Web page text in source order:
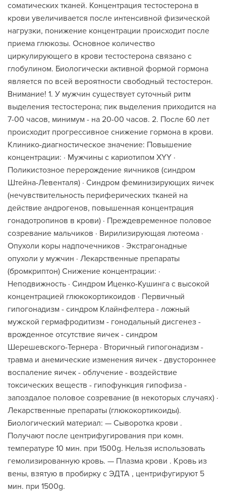
соматических тканей. Концентрация тестостерона в
крови увеличивается после интенсивной физической
нагрузки, понижение концентрации происходит после
приема глюкозы. Основное количество
циркулирующего в крови тестостерона связано с
глобулином. Биологически активной формой гормона
является по всей вероятности свободный тестостерон.
Внимание! 1. У мужчин существует суточный ритм
выделения тестостерона; пик выделения приходится на
7-00 часов, минимум - на 20-00 часов. 2. После 60 лет
происходит прогрессивное снижение гормона в крови.
Клинико-диагностическое значение: Повышение
концентрации: · Мужчины с кариотипом ХYY ·
Поликистозное перерождение яичников (синдром
Штейна-Левенталя) · Синдром феминизирующих яичек
(нечувствительность периферических тканей на
действие андрогенов, повышенная концентрация
гонадотропинов в крови) · Преждевременное половое
созревание мальчиков · Вирилизирующая лютеома ·
Опухоли коры надпочечников · Экстрагонадные
опухоли у мужчин · Лекарственные препараты
(бромкриптон) Снижение концентрации: ·
Неподвижность · Синдром Иценко-Кушинга с высокой
концентрацией глюкокортикоидов · Первичный
гипогонадизм - синдром Клайнфелтера - ложный
мужской гермафродитизм - гонодальный дисгенез -
врожденное отсутствие яичек - синдром
Шерешевского-Тернера · Вторичный гипогонадизм -
травма и анемические изменения яичек - двустороннее
воспаление яичек - облучение - воздействие
токсических веществ - гипофункция гипофиза -
запоздалое половое созревание (в некоторых случаях) ·
Лекарственные препараты (глюкокортикоиды).
Биологический материал: — Сыворотка крови .
Получают после центрифугирования при комн.
температуре 10 мин. при 1500g. Нельзя использовать
гемолизированную кровь. — Плазма крови . Кровь из
вены, взятую в пробирку с ЭДТА , центрифугируют 5
мин. при 1500g.